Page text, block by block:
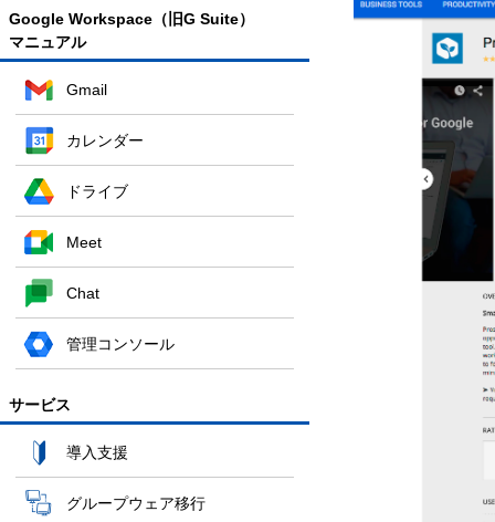
Google Workspace（旧G Suite）
マニュアル
Gmail
カレンダー
ドライブ
Meet
Chat
管理コンソール
サービス
導入支援
グループウェア移行